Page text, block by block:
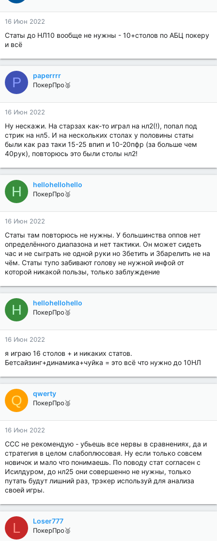
16 Июн 2022
Статы до НЛ10 вообще не нужны - 10+столов по АБЦ покеру
и всё
P paperrrr
ПокерПро🥈
16 Июн 2022
Ну нескажи. На старзах как-то играл на нл2(!), попал под
стрик на нл5. И на нескольких столах у половины статы
были как раз таки 15-25 впип и 10-20пфр (за больше чем
40рук), повторюсь это были столы нл2!
H hellohellohello
ПокерПро🥈
16 Июн 2022
Статы там повторюсь не нужны. У большинства оппов нет
определённого диапазона и нет тактики. Он может сидеть
час и не сыграть не одной руки но 3бетить и 3барелить не на
чём. Статы тупо забивают голову не нужной инфой от
которой никакой пользы, только заблуждение
H hellohellohello
ПокерПро🥈
16 Июн 2022
я играю 16 столов + и никаких статов.
Бетсайзинг+динамика+чуйка = это всё что нужно до 10НЛ
Q qwerty
ПокерПро🥈
16 Июн 2022
ССС не рекомендую - убьешь все нервы в сравнениях, да и
стратегия в целом слабоплюсовая. Ну если только совсем
новичок и мало что понимаешь. По поводу стат согласен с
Исилдуром, до нл25 они совершенно не нужны, только
путать будут лишний раз, трэкер используй для анализа
своей игры.
L Loser777
ПокерПро🥈